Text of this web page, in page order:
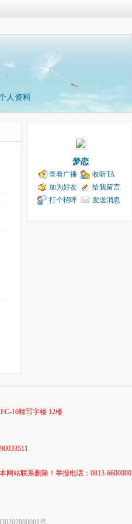
人资料
梦恋
查看广播
收听TA
加为好友
给我留言
打个招呼
发送消息
16幢写字楼 12楼
站联系删除！举报电话：0813-6600000
号